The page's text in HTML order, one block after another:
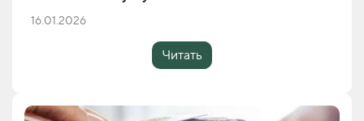
16.01.2026
Читать